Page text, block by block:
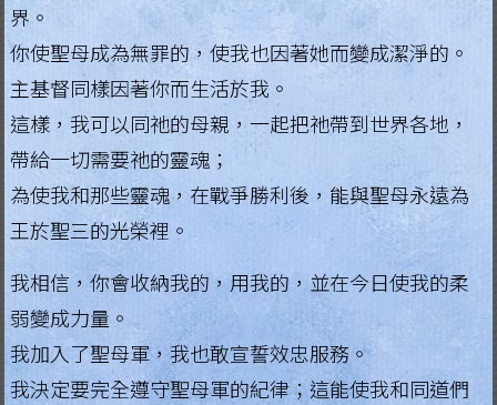
L
e
g
i
o
n
o
f
M
a
r
y
.
界。
你使聖母成為無罪的，使我也因著她而變成潔淨的。
主基督同樣因著你而生活於我。
這樣，我可以同祂的母親，一起把祂帶到世界各地，
帶給一切需要祂的靈魂；
為使我和那些靈魂，在戰爭勝利後，能與聖母永遠為
王於聖三的光榮裡。
我相信，你會收納我的，用我的，並在今日使我的柔
弱變成力量。
我加入了聖母軍，我也敢宣誓效忠服務。
我決定要完全遵守聖母軍的紀律；這能使我和同道們